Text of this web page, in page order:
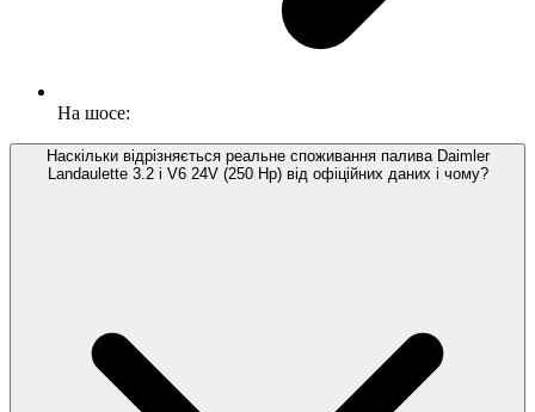
На шосе:
Наскільки відрізняється реальне споживання палива Daimler
Landaulette 3.2 i V6 24V (250 Hp) від офіційних даних і чому?